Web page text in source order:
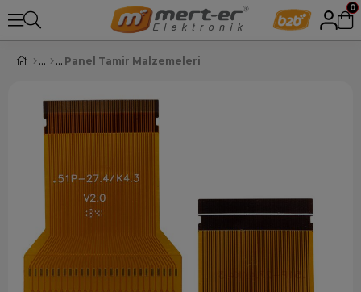
0
Panel Tamir Malzemeleri